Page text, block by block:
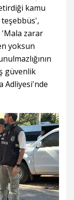
kamu
'Mala zarar
yoksun
güvenlik
Adliyesi'nde